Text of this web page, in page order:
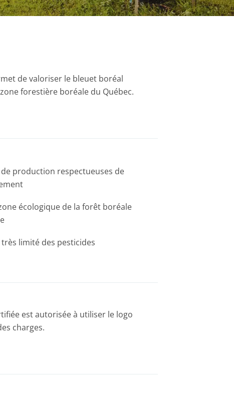
de valoriser le bleuet boréal
forestière boréale du Québec.
production respectueuses de
écologique de la forêt boréale
limité des pesticides
est autorisée à utiliser le logo
charges.